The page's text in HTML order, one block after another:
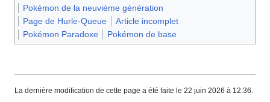
Pokémon de la neuvième génération
Page de Hurle-Queue
Article incomplet
Pokémon Paradoxe
Pokémon de base
La dernière modification de cette page a été faite le 22 juin 2026 à 12:36.